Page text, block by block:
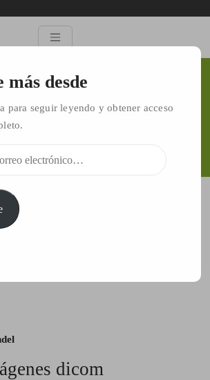
dicom
dicom
más desde
para seguir leyendo y obtener acceso